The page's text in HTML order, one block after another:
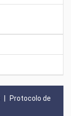
Protocolo de